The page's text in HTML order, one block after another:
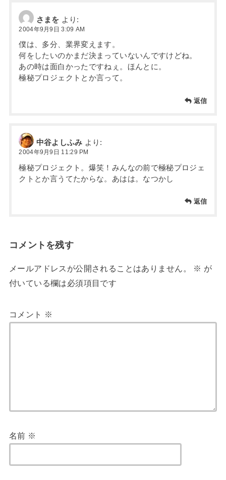
さまを より:
2004年9月9日 3:09 AM
僕は、多分、業界変えます。
何をしたいのかまだ決まっていないんですけどね。
あの時は面白かったですねぇ。ほんとに。
極秘プロジェクトとか言って。
返信
中谷よしふみ より:
2004年9月9日 11:29 PM
極秘プロジェクト。爆笑！みんなの前で極秘プロジェ
クトとか言うてたからな。あはは。なつかし
返信
コメントを残す
メールアドレスが公開されることはありません。 ※ が
付いている欄は必須項目です
コメント ※
名前 ※